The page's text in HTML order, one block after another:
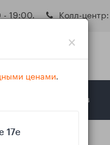
19:00. Колл-центр:
Самовывоз
×
ценами.
17e